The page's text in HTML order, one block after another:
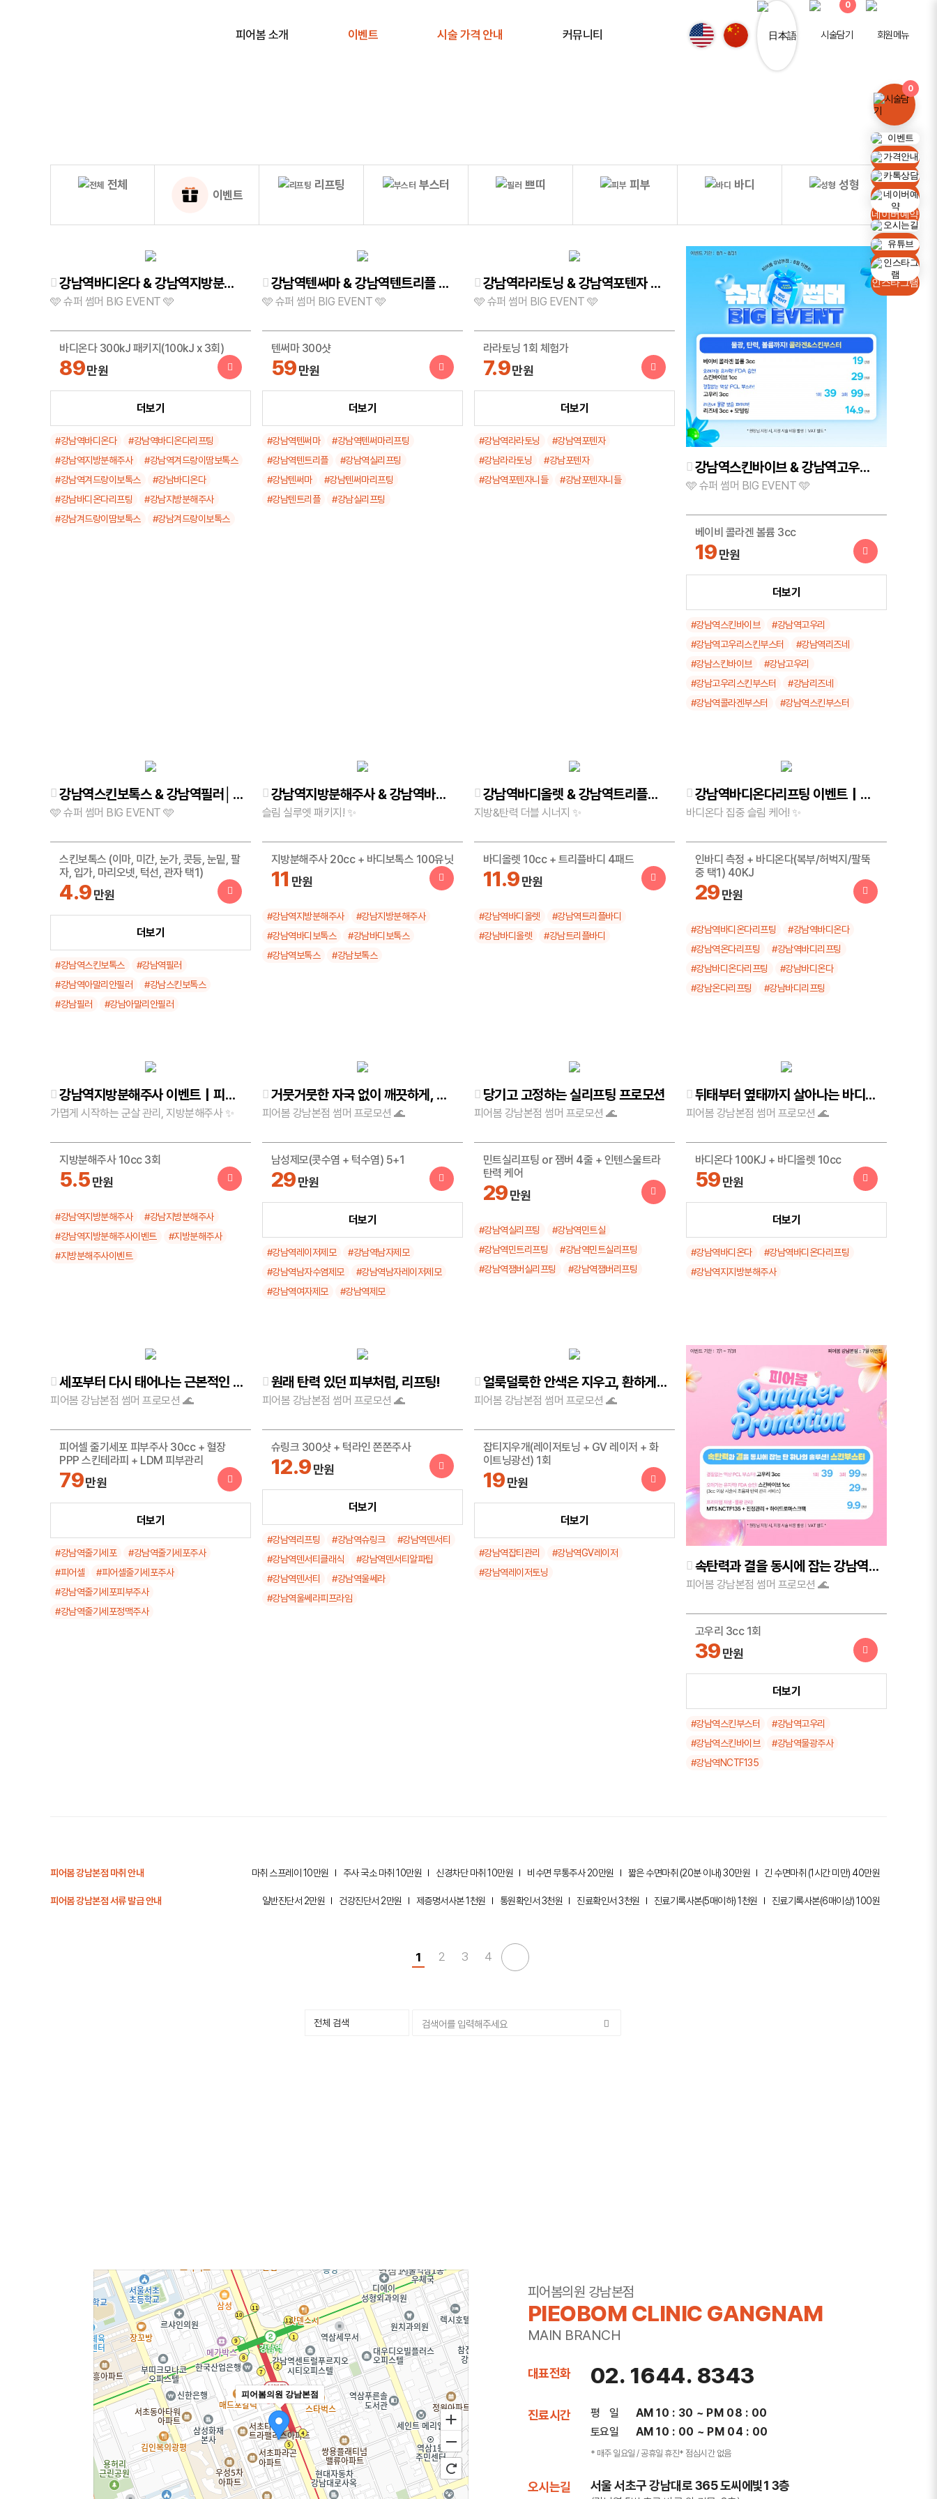
피어봄 소개 이벤트 시술 가격 안내 커뮤니티
0
전체
이벤트
리프팅 부스터 쁘띠 피부 바디 성형
강남역바디온다 & 강남역지방분해주사 & 강남역겨드랑이땀보톡스 │ 어느 각도에서 봐도 흔들림 없는 핏!
🩵 슈퍼 썸머 BIG EVENT 🩵
바디온다 300kJ 패키지(100kJ x 3회)
89만원
지방분해주사 한달 무제한
11만원
겨드랑이 땀 보톡스 100유닛
9.9
더보기
#강남역바디온다
#강남역바디온다리프팅
#강남역지방분해주사
#강남역겨드랑이땀보톡스
#강남역겨드랑이보톡스
#강남바디온다
#강남바디온다리프팅
#강남지방분해주사
#강남겨드랑이땀보톡스
#강남겨드랑이보톡스
강남역텐써마 & 강남역텐트리플 & 강남역실리프팅 │ 탄력 상승, 주름 쓱싹! "리프팅"
🩵 슈퍼 썸머 BIG EVENT 🩵
텐써마 300샷
59만원
텐트리플 300라인
29만원
실리프팅 8줄 + 볼륨실 6줄
79
더보기
#강남역텐써마
#강남역텐써마리프팅
#강남역텐트리플
#강남역실리프팅
#강남텐써마
#강남텐써마리프팅
#강남텐트리플
#강남실리프팅
강남역라라토닝 & 강남역포텐자 │ 깐달걀 도자기 피부 만들기 프로젝트! "스킨케어"
🩵 슈퍼 썸머 BIG EVENT 🩵
라라토닝 1회 체험가
7.9만원
포텐자니들RF + EGF앰플 1회 체험가
19만원
더보기
#강남역라라토닝
#강남역포텐자
#강남라라토닝
#강남포텐자
#강남역포텐자니들
#강남포텐자니들
강남역스킨바이브 & 강남역고우리 & 강남역리즈네 │물광, 탄력, 볼륨까지! "콜라겐&스킨부스터"
🩵 슈퍼 썸머 BIG EVENT 🩵
베이비 콜라겐 볼륨 3cc
19만원
29만원
고우리 3cc 1회
39
리즈네 물광 보습 패키지(리즈네 3cc + 모
델링)
14.9만원
더보기
#강남역스킨바이브
#강남역고우리
#강남역고우리스킨부스터
#강남역리즈네
#강남스킨바이브
#강남고우리
#강남고우리스킨부스터
#강남리즈네
#강남역콜라겐부스터
#강남역스킨부스터
강남역스킨보톡스 & 강남역필러│자연스러움의 정석, 확실한 변화!
🩵 슈퍼 썸머 BIG EVENT 🩵
스킨보톡스 (이마, 미간, 눈가, 콧등, 눈밑, 팔
자, 입가, 마리오넷, 턱선, 관자 택1)
4.9만원
독일산 아말리안필러 1cc
19만원
독일산 아말리안필러 3cc
49
더보기
#강남역스킨보톡스
#강남역필러
#강남역아말리안필러
#강남스킨보톡스
#강남필러
#강남아말리안필러
강남역지방분해주사 & 강남역바디보톡스 이벤트｜피어봄 바디라인 처방전 특가 🔥
슬림 실루엣 패키지! ✨
지방분해주사 20cc + 바디보톡스 100유닛
11 만원
#강남역지방분해주사
#강남지방분해주사
#강남역바디보톡스
#강남바디보톡스
#강남역보톡스
#강남보톡스
강남역바디올렛 & 강남역트리플바디 이벤트｜피어봄 바디라인 처방전 특가 🔥
지방&탄력 더블 시너지 ✨
바디올렛 10cc + 트리플바디 4패드
11.9만원
#강남역바디올렛
#강남역트리플바디
#강남바디올렛
#강남트리플바디
강남역바디온다리프팅 이벤트｜피어봄 바디라인 처방전 특가 🔥
바디온다 집중 슬림 케어! ✨
인바디 측정 + 바디온다(복부/허벅지/팔뚝
중 택1) 40KJ
29만원
#강남역바디온다리프팅
#강남역바디온다
#강남역온다리프팅
#강남역바디리프팅
#강남바디온다리프팅
#강남바디온다
#강남온다리프팅
#강남바디리프팅
강남역지방분해주사 이벤트｜피어봄 바디라인 처방전 특가 🔥
가몁게 시작하는 군살 관리, 지방분해주사 ✨
지방분해주사 10cc 3회
5.5만원
#강남역지방분해주사
#강남지방분해주사
#강남역지방분해주사이벤트
#지방분해주사
#지방분해주사이벤트
거뭇거뭇한 자국 없이 깨끗하게, 제모 이벤트
피어봄 강남본점 썸머 프로모션 🌊
남성제모(콧수염 + 턱수염) 5+1
29만원
여성제모(갸드랑이 or 인중제모) 5+1
5만원
더보기
#강남역레이저제모
#강남역남자제모
#강남역남자수염제모
#강남역남자레이저제모
#강남역여자제모
#강남역제모
당기고 고정하는 실리프팅 프로모션
피어봄 강남본점 썸머 프로모션 🌊
민트실리프팅 or 잼버 4줄 + 인텐스울트라
탄력 케어
29만원
#강남역실리프팅
#강남역민트실
#강남역민트리프팅
#강남역민트실리프팅
#강남역잼버실리프팅
#강남역잼버리프팅
뒤태부터 옆태까지 살아나는 바디시술
피어봄 강남본점 썸머 프로모션 🌊
바디온다 100KJ + 바디올렛 10cc
59만원
지방분해주사 한달 무제한
11만원
더보기
#강남역바디온다
#강남역바디온다리프팅
#강남역지지방분해주사
세포부터 다시 태어나는 근본적인 변화, 피어셀 줄기세포 주사
피어봄 강남본점 썸머 프로모션 🌊
피어셀 줄기세포 피부주사 30cc + 혈장
PPP 스킨테라피 + LDM 피부관리
79만원
피어셀 줄기세포 정맥주사 120cc + 피로회
159만원
더보기
#강남역줄기세포
#강남역줄기세포주사
#피어셀
#피어셀줄기세포주사
#강남역줄기세포피부주사
#강남역줄기세포정맥주사
원래 탄력 있던 피부처럼, 리프팅!
피어봄 강남본점 썸머 프로모션 🌊
슈링크 300샷 + 턱라인 쫀쫀주사
12.9만원
덴서티 클래식 300샷
45만원
덴서티 알파팁 300샷
79
더보기
#강남역리프팅 #강남역슈링크
#강남역덴서티
#강남역덴서티클래식
#강남역덴서티알파팁
#강남역덴서티
#강남역울쎄라
#강남역울쎄라피프라임
얼룩덜룩한 안색은 지우고, 환하게! 잡티관리
피어봄 강남본점 썸머 프로모션 🌊
잡티지우개(레이저토닝 + GV 레이저 + 화
이트닝광선) 1회
19만원
잡티지우개(레이저토닝 + GV 레이저 + 화
49만원
더보기
#강남역잡티관리
#강남역GV레이저
#강남역레이저토닝
속탄력과 결을 동시에 잡는 강남역스킨부스터!
피어봄 강남본점 썸머 프로모션 🌊
고우리 3cc 1회
39만원
99만원
스킨바이브 1cc (3cc 이상 시술시 초음파
탄력 관리 서비스)
더보기
#강남역스킨부스터
#강남역고우리
#강남역스킨바이브
#강남역물광주사
#강남역NCTF135
피어봄 강남본점 마취 안내 마취 스프레이 10만원 주사 국소 마취 10만원 신경차단 마취 10만원 비수면 무통주사 20만원 짧은 수면마취 (20분 이내) 30만원 긴 수면마취 (1시간 미만) 40만원
피어봄 강남본점 서류 발급 안내 일반진단서 2만원 건강진단서 2만원 제증명서사본 1천원 통원확인서 3천원 진료확인서 3천원 진료기록사본(5매이하) 1천원 진료기록사본(6매이상) 100원
1 2 3 4
0
이벤트
가격안내
카톡상담
네이버예약
오시는길
유튜브
인스타그램
피어봄의원 강남본점
피어봄의원 강남본점
PIEOBOM CLINIC GANGNAM
MAIN BRANCH
대표전화 02. 1644. 8343
진료시간 평 일
AM 10 : 30 ~ PM 08 : 00
토요일
AM 10 : 00 ~ PM 04 : 00
* 매주 일요일 / 공휴일 휴진* 점심시간 없음
오시는길 서울 서초구 강남대로 365 도씨에빛1 3층